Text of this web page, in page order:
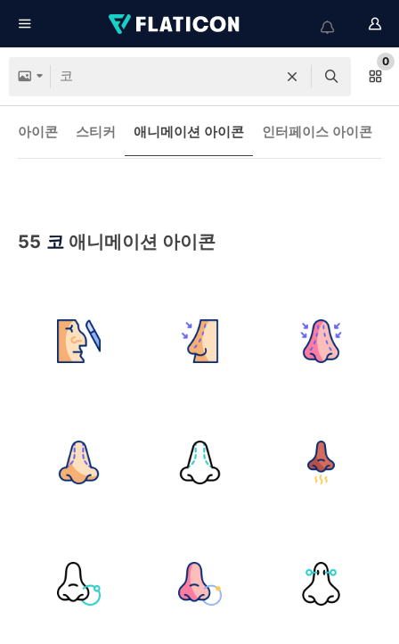
0
아이콘 스티커 애니메이션 아이콘 인터페이스 아이콘
55 코 애니메이션 아이콘